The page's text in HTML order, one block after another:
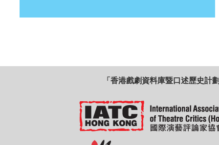
「香港戲劇資料庫暨口述歷史計